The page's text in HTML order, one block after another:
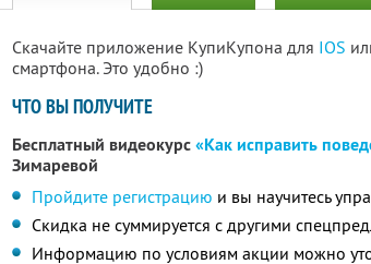
Скачайте приложение КупиКупона для IOS
смартфона. Это удобно :)
ЧТО ВЫ ПОЛУЧИТЕ
Бесплатный видеокурс«Как исправить
Зимаревой
Пройдите регистрацию и вы научитесь
Скидка не суммируется с другими
Информацию по условиям акции можно